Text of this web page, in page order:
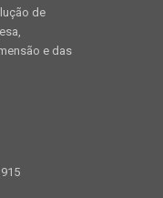
de
e das